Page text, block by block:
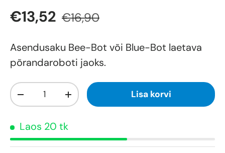
€13,52 €16,90
Asendusaku Bee-Bot või Blue-Bot laetava
põrandaroboti jaoks.
Kogus
+ Lisa korvi
Laos 20 tk